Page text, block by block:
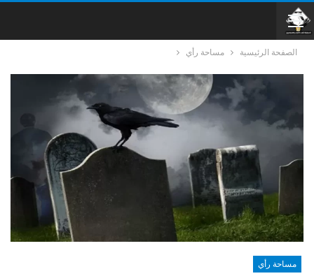
الصفحة الرئيسية مساحة رأي
مساحة رأي